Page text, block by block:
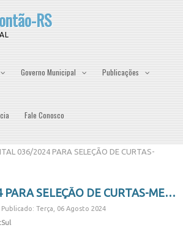
RS
Governo Municipal Publicações
Fale Conosco
036/2024 PARA SELEÇÃO DE CURTAS-
EDITAL 036/2024 PARA SELEÇÃO DE CURTAS-METRAGENS
Publicado: Terça, 06 Agosto 2024